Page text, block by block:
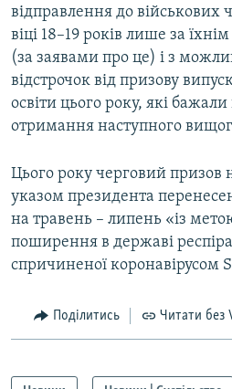
відправлення до військових
віці 18–19 років лише за
(за заявами про це) і з
відстрочок від призову
освіти цього року, які
отримання наступного
Цього року черговий призов
указом президента
на травень – липень «із
поширення в державі
спричиненої коронавірусом
Поділитись Читати без